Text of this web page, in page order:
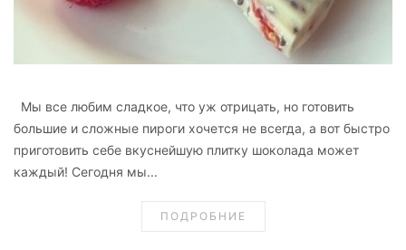
Мы все любим сладкое, что уж отрицать, но готовить
большие и сложные пироги хочется не всегда, а вот быстро
приготовить себе вкуснейшую плитку шоколада может
каждый! Сегодня мы...
ПОДРОБНИЕ